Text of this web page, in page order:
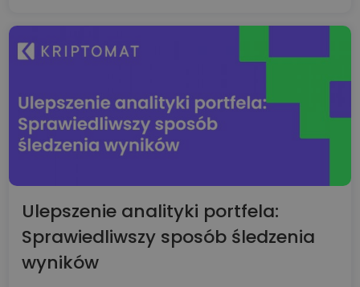
Ulepszenie analityki portfela:
Sprawiedliwszy sposób śledzenia
wyników